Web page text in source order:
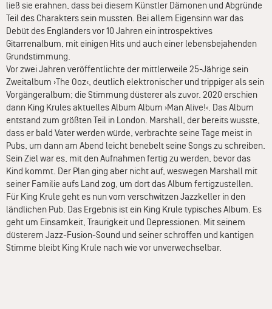
ließ sie erahnen, dass bei diesem Künstler Dämonen und Abgründe
Teil des Charakters sein mussten. Bei allem Eigensinn war das
Debüt des Engländers vor 10 Jahren ein introspektives
Gitarrenalbum, mit einigen Hits und auch einer lebensbejahenden
Grundstimmung.
Vor zwei Jahren veröffentlichte der mittlerweile 25-Jährige sein
Zweitalbum ›The Ooz‹, deutlich elektronischer und trippiger als sein
Vorgängeralbum; die Stimmung düsterer als zuvor. 2020 erschien
dann King Krules aktuelles Album Album ›Man Alive!‹. Das Album
entstand zum größten Teil in London. Marshall, der bereits wusste,
dass er bald Vater werden würde, verbrachte seine Tage meist in
Pubs, um dann am Abend leicht benebelt seine Songs zu schreiben.
Sein Ziel war es, mit den Aufnahmen fertig zu werden, bevor das
Kind kommt. Der Plan ging aber nicht auf, weswegen Marshall mit
seiner Familie aufs Land zog, um dort das Album fertigzustellen.
Für King Krule geht es nun vom verschwitzen Jazzkeller in den
ländlichen Pub. Das Ergebnis ist ein King Krule typisches Album. Es
geht um Einsamkeit, Traurigkeit und Depressionen. Mit seinem
düsterem Jazz-Fusion-Sound und seiner schroffen und kantigen
Stimme bleibt King Krule nach wie vor unverwechselbar.